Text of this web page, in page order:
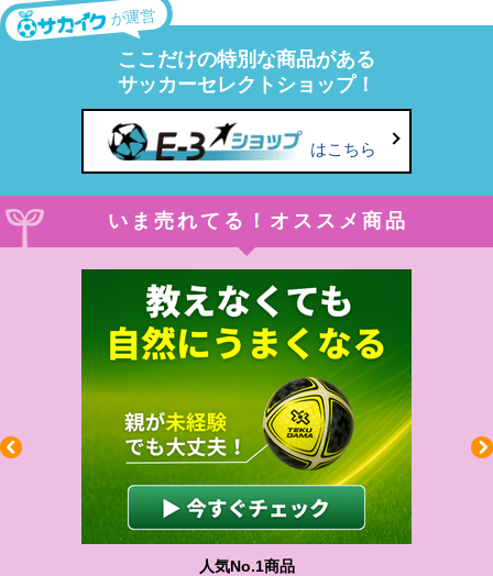
が運営
ここだけの特別な商品がある
サッカーセレクトショップ！
はこちら
いま売れてる！オススメ商品
人気No.1商品